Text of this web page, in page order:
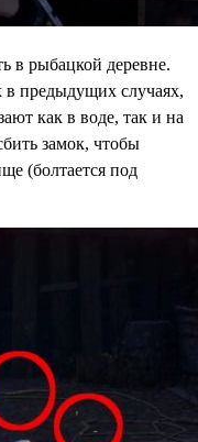
в рыбацкой деревне.
в предыдущих случаях,
как в воде, так и на
замок, чтобы
(болтается под